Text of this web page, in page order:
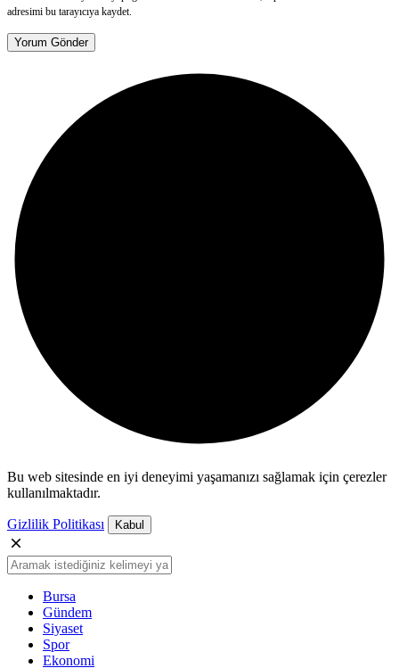
adresimi bu tarayıcıya kaydet.
Yorum Gönder
Bu web sitesinde en iyi deneyimi yaşamanızı sağlamak için çerezler
kullanılmaktadır.
Gizlilik Politikası Kabul
Bursa
Gündem
Siyaset
Spor
Ekonomi